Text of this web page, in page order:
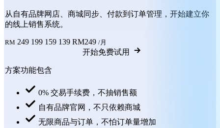
从自有品牌网店、商城同步、付款到订单管理，开始建立你
的线上销售系统。
RM 249 199 159 139 RM249 /月
开始免费试用
方案功能包含
0% 交易手续费，不抽销售额
自有品牌官网，不只依赖商城
无限商品与订单，不怕订单量增加